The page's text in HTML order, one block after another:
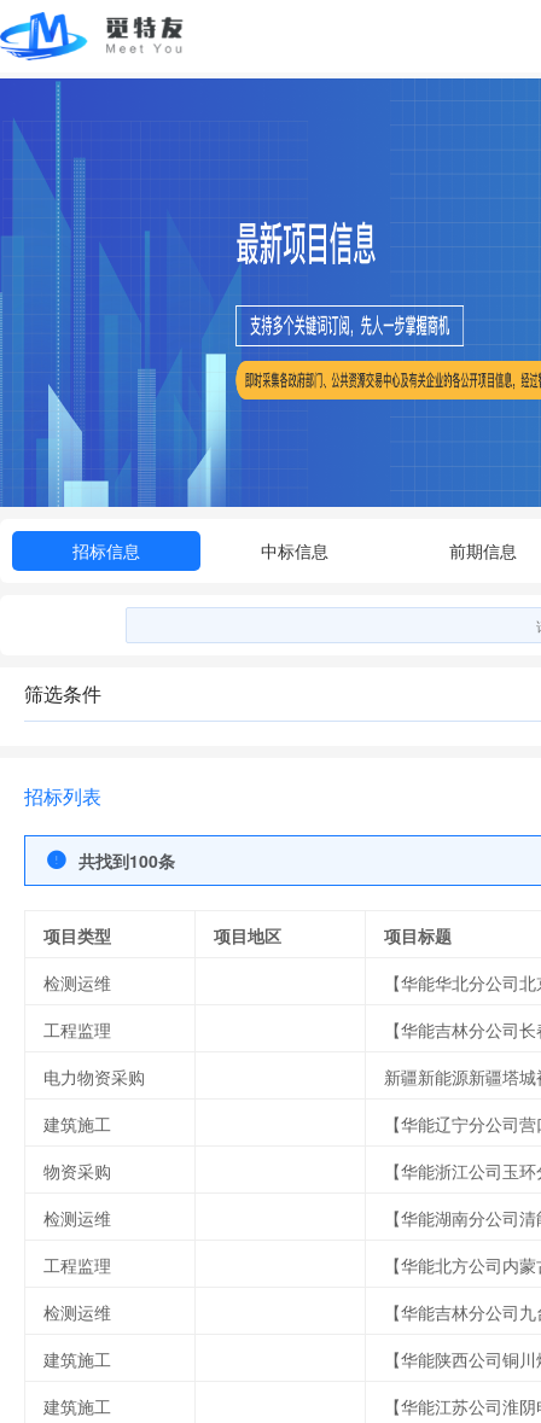
招标信息 中标信息 前期信息
筛选条件
招标列表
共找到100条
项目类型 项目地区
项目标题
检测运维
工程监理
电力物资采购
建筑施工
物资采购
检测运维
工程监理
检测运维
建筑施工
建筑施工